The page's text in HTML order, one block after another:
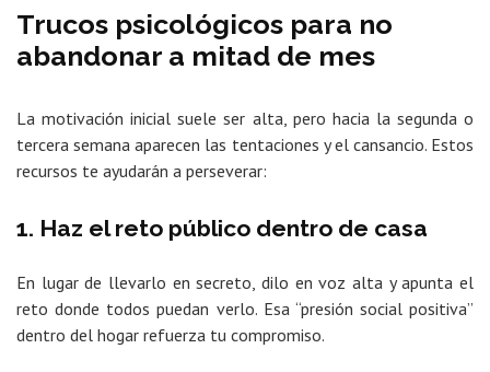
Trucos psicológicos para no
abandonar a mitad de mes
La motivación inicial suele ser alta, pero hacia la segunda o
tercera semana aparecen las tentaciones y el cansancio. Estos
recursos te ayudarán a perseverar:
1. Haz el reto público dentro de casa
En lugar de llevarlo en secreto, dilo en voz alta y apunta el
reto donde todos puedan verlo. Esa “presión social positiva”
dentro del hogar refuerza tu compromiso.